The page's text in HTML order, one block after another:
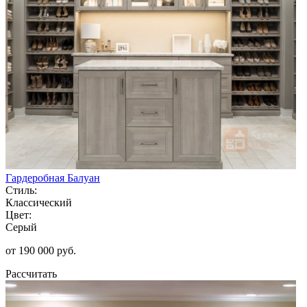
Гардеробная Балуан
Стиль:
Классический
Цвет:
Серый
от 190 000 руб.
Рассчитать